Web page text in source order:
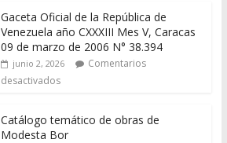
Gaceta Oficial de la República de
Venezuela año CXXXIII Mes V, Caracas
09 de marzo de 2006 N° 38.394
junio 2, 2026
Comentarios
desactivados
Catálogo temático de obras de
Modesta Bor